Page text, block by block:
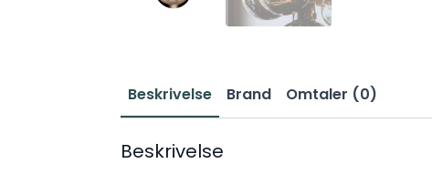
Beskrivelse Brand Omtaler (0)
Beskrivelse